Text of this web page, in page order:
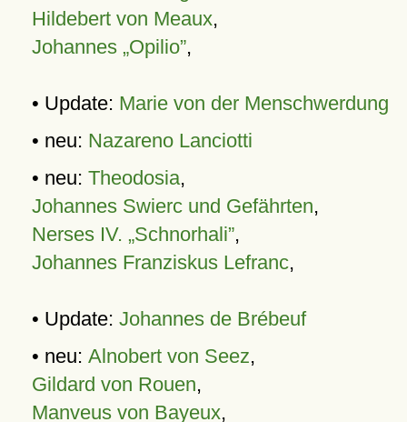
Hildebert von Meaux,
Johannes „Opilio”,
• Update: Marie von der Menschwerdung
• neu: Nazareno Lanciotti
• neu: Theodosia,
Johannes Swierc und Gefährten,
Nerses IV. „Schnorhali”,
Johannes Franziskus Lefranc,
• Update: Johannes de Brébeuf
• neu: Alnobert von Seez,
Gildard von Rouen,
Manveus von Bayeux,